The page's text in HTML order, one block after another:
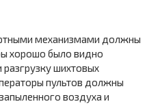
механизмами должны
хорошо было видно
разгрузку шихтовых
пультов должны
воздуха и